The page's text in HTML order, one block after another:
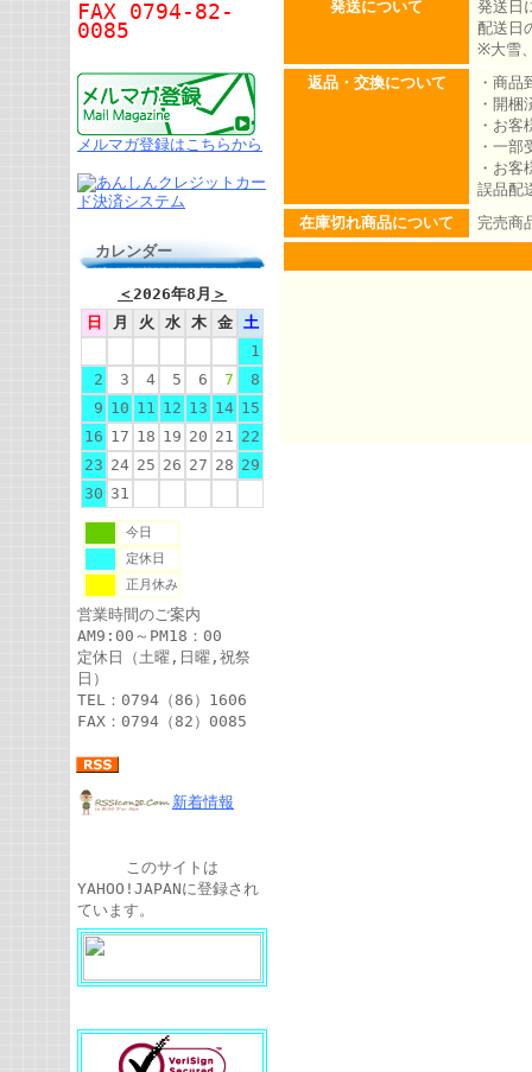
FAX 0794-82-
0085
メルマガ登録はこちらから
カレンダー
＜2026年8月 ＞
日
月 火 水 木 金
土
1
2
3 4 5 6 7
8
9 10 11 12 13 14 15
16 17 18 19 20 21 22
23 24 25 26 27 28 29
30 31
今日
定休日
正月休み
営業時間のご案内
AM9:00～PM18：00
定休日（土曜,日曜,祝祭
日）
TEL：0794（86）1606
FAX：0794（82）0085
新着情報
このサイトは
YAHOO!JAPANに登録され
ています。
発送について
発送日
配送日
※大雪
返品・交換について
・商
・開
・お
・一
・お
誤品配
在庫切れ商品について
完売商